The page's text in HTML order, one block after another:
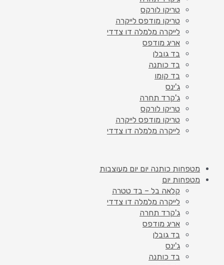
טריקו לורקס
טריקו מודפס לייקרה
לייקרה מלמלה דו צדדי
אריג מודפס
בד גובלן
בד כותנה
בד קומו
ג'ינס
ג'קרד תחרה
טריקו לורקס
טריקו מודפס לייקרה
לייקרה מלמלה דו צדדי
מטפחות כותנה יום יום מעוצבות
מטפחות יום
קלאה בל – בד טטרה
לייקרה מלמלה דו צדדי
ג'קרד תחרה
אריג מודפס
בד גובלן
ג'ינס
בד כותנה